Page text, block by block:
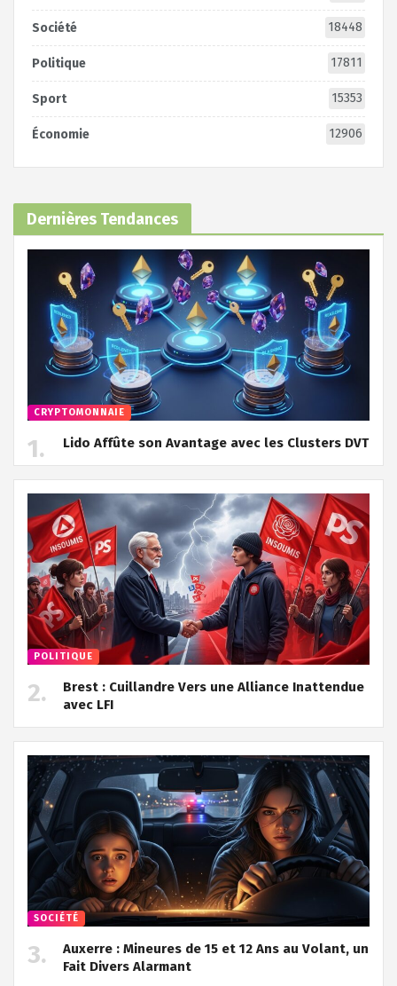
Société 18448
Politique 17811
Sport 15353
Économie 12906
Dernières Tendances
CRYPTOMONNAIE
Lido Affûte son Avantage avec les Clusters DVT
POLITIQUE
Brest : Cuillandre Vers une Alliance Inattendue
avec LFI
SOCIÉTÉ
Auxerre : Mineures de 15 et 12 Ans au Volant, un
Fait Divers Alarmant